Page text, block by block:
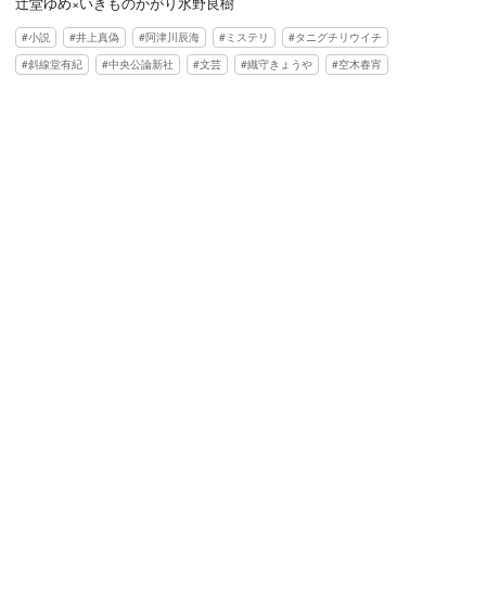
小説 井上真偽 阿津川辰海 ミステリ
タニグチリウイチ
斜線堂有紀
中央公論新社 文芸 織守きょうや 空木春宵